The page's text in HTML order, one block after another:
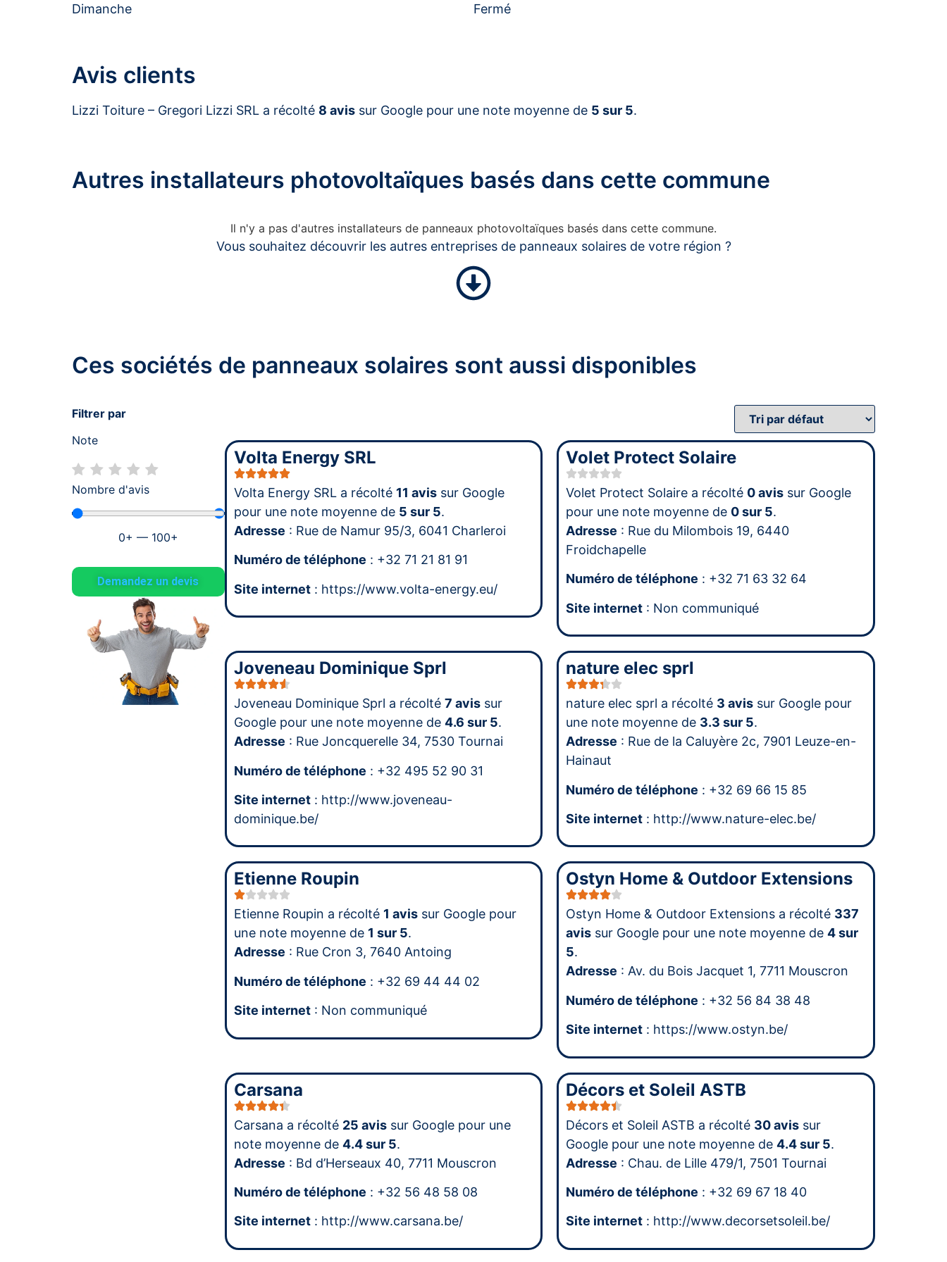
Dimanche Fermé
Avis clients
Lizzi Toiture – Gregori Lizzi SRL a récolté 8 avis sur Google pour une note moyenne de 5 sur 5.
Autres installateurs photovoltaïques basés dans cette commune
Il n'y a pas d'autres installateurs de panneaux photovoltaïques basés dans cette commune.
Vous souhaitez découvrir les autres entreprises de panneaux solaires de votre région ?
Ces sociétés de panneaux solaires sont aussi disponibles
Filtrer par
Note
Nombre d'avis
0+ — 100+
Demandez un devis
Volta Energy SRL
Volta Energy SRL a récolté 11 avissur Google
pour une note moyenne de 5 sur 5.
Adresse : Rue de Namur 95/3, 6041 Charleroi
Numéro de téléphone : +32 71 21 81 91
Site internet: https://www.volta-energy.eu/
Volet Protect Solaire
Volet Protect Solaire a récolté 0 avis sur Google
pour une note moyenne de 0 sur 5.
Adresse : Rue du Milombois 19, 6440
Froidchapelle
Numéro de téléphone : +32 71 63 32 64
Site internet : Non communiqué
Joveneau Dominique Sprl
Joveneau Dominique Sprl a récolté 7 avissur
Google pour une note moyenne de 4.6 sur 5.
Adresse : Rue Joncquerelle 34, 7530 Tournai
Numéro de téléphone : +32 495 52 90 31
Site internet: http://www.joveneau-
dominique.be/
nature elec sprl
nature elec sprl a récolté 3 avis sur Google pour
une note moyenne de 3.3 sur 5.
Adresse : Rue de la Caluyère 2c, 7901 Leuze-en-
Hainaut
Numéro de téléphone : +32 69 66 15 85
Site internet : http://www.nature-elec.be/
Etienne Roupin
Etienne Roupin a récolté 1 avissur Google pour
une note moyenne de 1 sur 5.
Adresse : Rue Cron 3, 7640 Antoing
Numéro de téléphone : +32 69 44 44 02
Site internet: Non communiqué
Ostyn Home & Outdoor Extensions
Ostyn Home & Outdoor Extensions a récolté 337
avis sur Google pour une note moyenne de4 sur
5.
Adresse : Av. du Bois Jacquet 1, 7711 Mouscron
Numéro de téléphone : +32 56 84 38 48
Site internet : https://www.ostyn.be/
Carsana
Carsana a récolté 25 avissur Google pour une
note moyenne de 4.4 sur 5.
Adresse : Bd d’Herseaux 40, 7711 Mouscron
Numéro de téléphone : +32 56 48 58 08
Site internet: http://www.carsana.be/
Décors et Soleil ASTB
Décors et Soleil ASTB a récolté 30 avis sur
Google pour une note moyenne de4.4 sur 5.
Adresse : Chau. de Lille 479/1, 7501 Tournai
Numéro de téléphone : +32 69 67 18 40
Site internet : http://www.decorsetsoleil.be/